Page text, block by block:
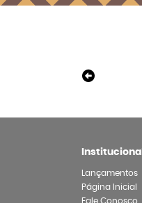
Institucional
Lançamentos
Página Inicial
Fale Conosco